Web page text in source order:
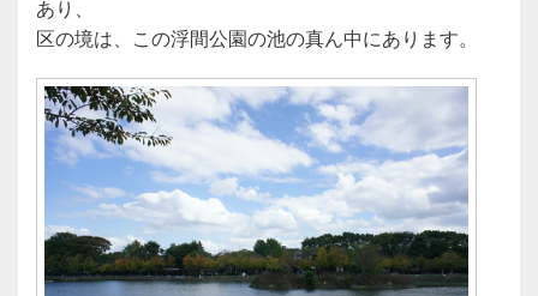
あり、
区の境は、この浮間公園の池の真ん中にあります。